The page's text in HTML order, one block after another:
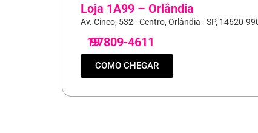
Loja 1A99 – Orlândia
Av. Cinco, 532 - Centro, Orlândia - SP, 14620-
19
97809-4611
COMO CHEGAR